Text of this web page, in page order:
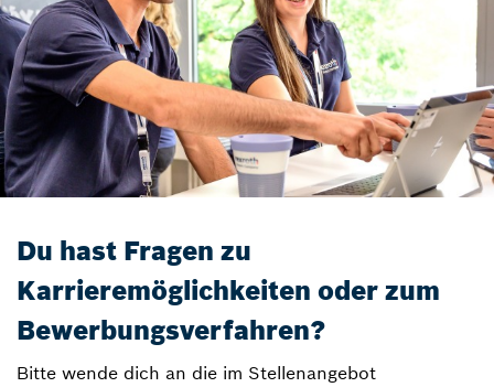
Du hast Fragen zu
Karrieremöglichkeiten oder zum
Bewerbungsverfahren?
Bitte wende dich an die im Stellenangebot